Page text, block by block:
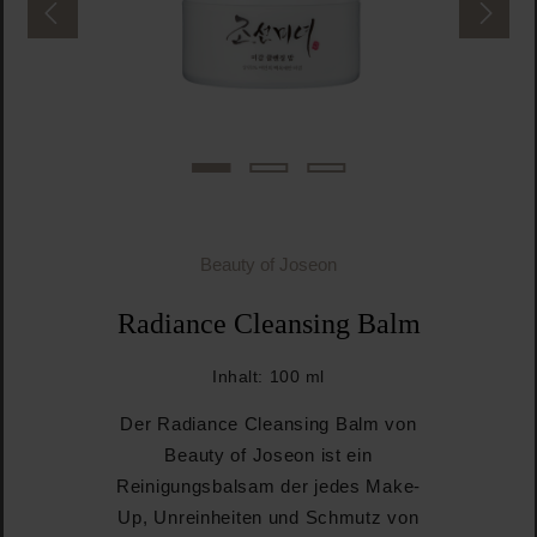
Beauty of Joseon
Radiance Cleansing Balm
Inhalt: 100 ml
Der Radiance Cleansing Balm von
Beauty of Joseon ist ein
Reinigungsbalsam der jedes Make-
Up, Unreinheiten und Schmutz von